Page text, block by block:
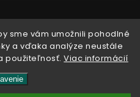
sme vám umožnili pohodlné
a vďaka analýze neustále
použiteľnosť.Viac informácií